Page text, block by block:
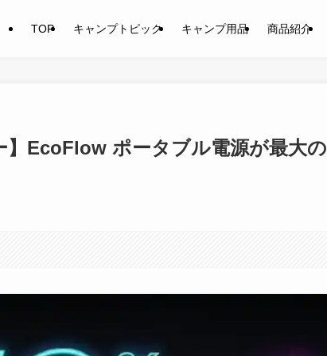
TOP キャンプトピック キャンプ用品 商品紹介
】EcoFlow ポータブル電源が最大の